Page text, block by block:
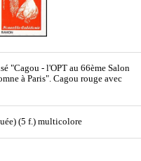
"Cagou - l'OPT au 66ème Salon
à Paris". Cagou rouge avec
(5 f.) multicolore